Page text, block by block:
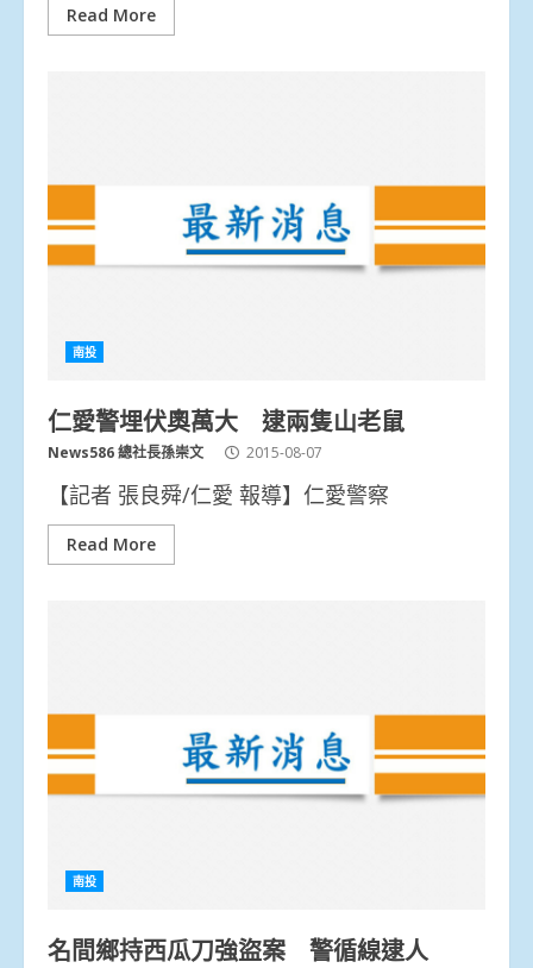
Read More
南投
仁愛警埋伏奧萬大 逮兩隻山老鼠
News586 總社長孫崇文 2015-08-07
【記者 張良舜/仁愛 報導】仁愛警察
Read More
南投
名間鄉持西瓜刀強盜案 警循線逮人